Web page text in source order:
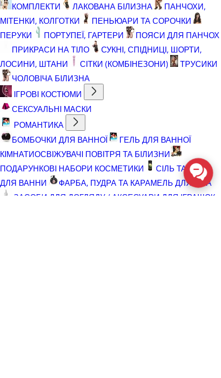
КОМПЛЕКТИ
ЛАКОВАНА БІЛИЗНА
ПАНЧОХИ,
МІТЕНКИ, КОЛГОТКИ
ПЕНЬЮАРИ ТА СОРОЧКИ
ПЕРУКИ
ПОРТУПЕЇ, ГАРТЕРИ
ПОЯСИ ДЛЯ ПАНЧОХ
ПРИКРАСИ НА ТІЛО
СУКНІ, СПІДНИЦІ, ШОРТИ,
ЛОСИНИ, ШТАНИ
СІТКИ (КОМБІНЕЗОНИ)
ТРУСИКИ
ЧОЛОВІЧА БІЛИЗНА
ІГРОВІ КОСТЮМИ
СЕКСУАЛЬНІ МАСКИ
РОМАНТИКА
БОМБОЧКИ ДЛЯ ВАННОЇ
ГЕЛЬ ДЛЯ ВАННОЇ
КІМНАТИОСВІЖУВАЧІ ПОВІТРЯ ТА БІЛИЗНИ
ПОДАРУНКОВІ НАБОРИ КОСМЕТИКИ
СІЛЬ ТА ПІНА
ДЛЯ ВАННИ
ФАРБА, ПУДРА ТА КАРАМЕЛЬ ДЛЯ ТІЛА
ЗАСОБИ ДЛЯ ДОГЛЯДУ / АКСЕСУАРИ ДЛЯ ІГРАШОК